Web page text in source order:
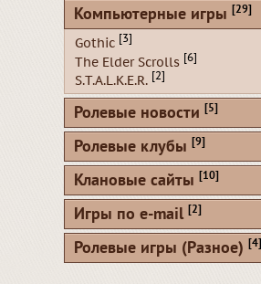
Компьютерные игры [29]
Gothic [3]
The Elder Scrolls [6]
S.T.A.L.K.E.R. [2]
Ролевые новости [5]
Ролевые клубы [9]
Клановые сайты [10]
Игры по e-mail [2]
Ролевые игры (Разное) [4]